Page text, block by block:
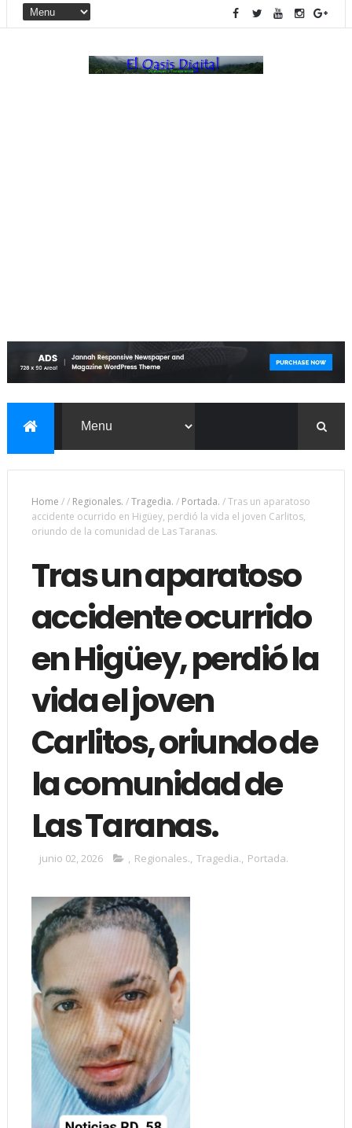
Home // Regionales. /Tragedia. / Portada. /Tras un aparatoso
accidente ocurrido en Higüey, perdió la vida el joven Carlitos,
oriundo de la comunidad de Las Taranas.
Tras un aparatoso
accidente ocurrido
en Higüey, perdió la
vida el joven
Carlitos, oriundo de
la comunidad de
Las Taranas.
junio 02, 2026 , Regionales., Tragedia., Portada.